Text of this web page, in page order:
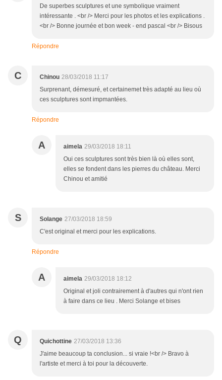
De superbes sculptures et une symbolique vraiment
intéressante . <br /> Merci pour les photos et les explications .
<br /> Bonne journée et bon week - end pascal <br /> Bisous
Répondre
C Chinou 28/03/2018 11:17
Surprenant, démesuré, et certainemet très adapté au lieu où
ces sculptures sont impmantées.
Répondre
A aimela 29/03/2018 18:11
Oui ces sculptures sont très bien là où elles sont,
elles se fondent dans les pierres du château. Merci
Chinou et amitié
S Solange 27/03/2018 18:59
C'est original et merci pour les explications.
Répondre
A aimela 29/03/2018 18:12
Original et joli contrairement à d'autres qui n'ont rien
à faire dans ce lieu . Merci Solange et bises
Q Quichottine 27/03/2018 13:36
J'aime beaucoup ta conclusion... si vraie !<br /> Bravo à
l'artiste et merci à toi pour la découverte.